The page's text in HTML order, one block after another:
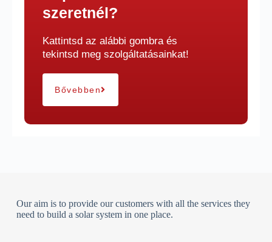
szeretnél?
Kattintsd az alábbi gombra és
tekintsd meg szolgáltatásainkat!
Bővebben
Our aim is to provide our customers with all the services they
need to build a solar system in one place.